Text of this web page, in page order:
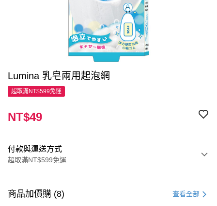
Lumina 乳皂兩用起泡網
超取滿NT$599免運
NT$49
付款與運送方式
超取滿NT$599免運
信用卡一次付款
商品加價購 (8) 查看全部